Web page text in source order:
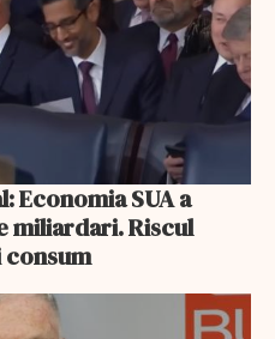
Economia SUA a
miliardari. Riscul
consum